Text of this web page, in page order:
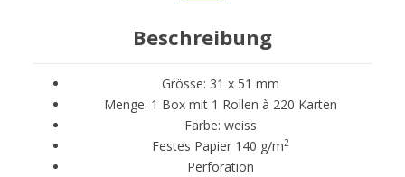
Beschreibung
Grösse: 31 x 51 mm
Menge: 1 Box mit 1 Rollen à 220 Karten
Farbe: weiss
Festes Papier 140 g/m2
Perforation